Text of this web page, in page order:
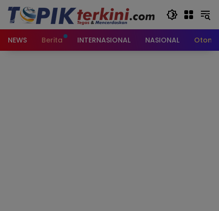
Langsung
konten
NEWS
Berita INTERNASIONAL NASIONAL